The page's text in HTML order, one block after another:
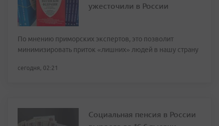
ужесточили в России
По мнению приморских экспертов, это позволит
минимизировать приток «лишних» людей в нашу страну
сегодня, 02:21
Социальная пенсия в России